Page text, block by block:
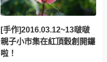
[手作]2016.03.12~13啵啵
親子小市集在紅頂穀創開鑼
啦！